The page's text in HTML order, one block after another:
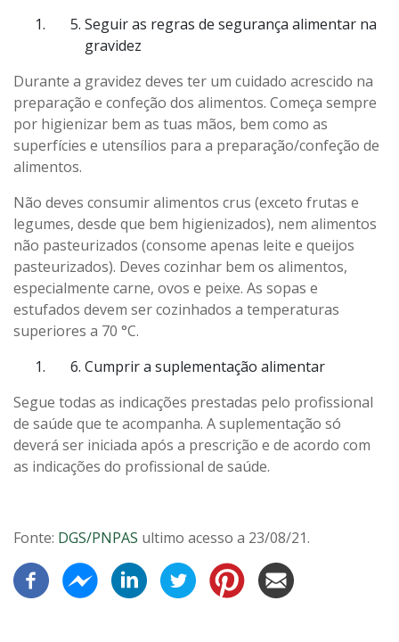
Seguir as regras de segurança alimentar na
gravidez
Durante a gravidez deves ter um cuidado acrescido na
preparação e confeção dos alimentos. Começa sempre
por higienizar bem as tuas mãos, bem como as
superfícies e utensílios para a preparação/confeção de
alimentos.
Não deves consumir alimentos crus (exceto frutas e
legumes, desde que bem higienizados), nem alimentos
não pasteurizados (consome apenas leite e queijos
pasteurizados). Deves cozinhar bem os alimentos,
especialmente carne, ovos e peixe. As sopas e
estufados devem ser cozinhados a temperaturas
superiores a 70 °C.
Cumprir a suplementação alimentar
Segue todas as indicações prestadas pelo profissional
de saúde que te acompanha. A suplementação só
deverá ser iniciada após a prescrição e de acordo com
as indicações do profissional de saúde.
Fonte: DGS/PNPAS ultimo acesso a 23/08/21.